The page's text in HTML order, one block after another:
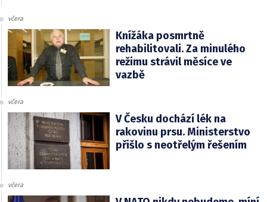
včera
Knížáka posmrtně
rehabilitovali. Za minulého
režimu strávil měsíce ve
vazbě
včera
V Česku dochází lék na
rakovinu prsu. Ministerstvo
přišlo s neotřelým řešením
včera